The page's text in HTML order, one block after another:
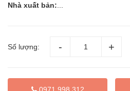
Nhà xuất bản:
Số lượng:
0971 998 312